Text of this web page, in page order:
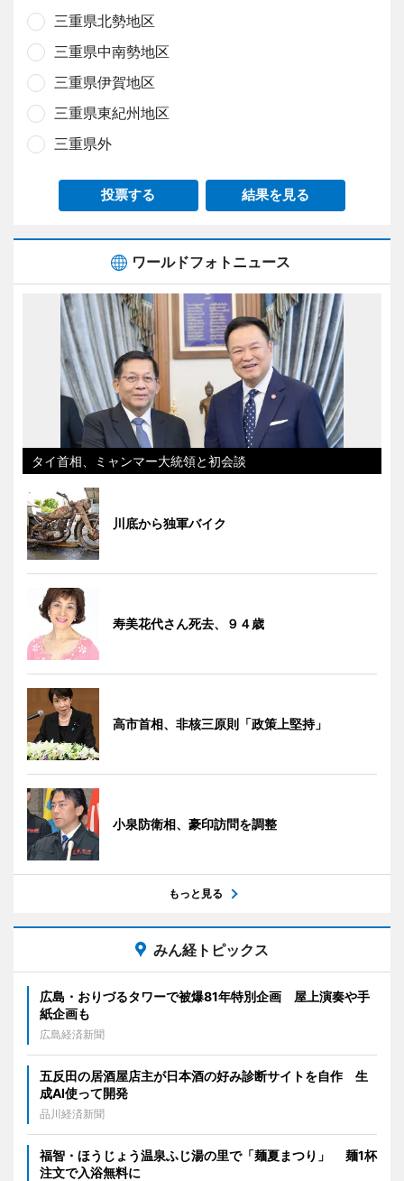
三重県北勢地区
三重県中南勢地区
三重県伊賀地区
三重県東紀州地区
三重県外
投票する 結果を見る
ワールドフォトニュース
タイ首相、ミャンマー大統領と初会談
川底から独軍バイク
寿美花代さん死去、９４歳
高市首相、非核三原則「政策上堅持」
小泉防衛相、豪印訪問を調整
もっと見る
みん経トピックス
広島・おりづるタワーで被爆81年特別企画 屋上演奏や手
紙企画も
広島経済新聞
五反田の居酒屋店主が日本酒の好み診断サイトを自作 生
成AI使って開発
品川経済新聞
福智・ほうじょう温泉ふじ湯の里で「麺夏まつり」 麺1杯
注文で入浴無料に